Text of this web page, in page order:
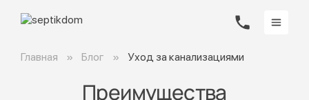
Главная Блог Уход за канализациями
Преимущества